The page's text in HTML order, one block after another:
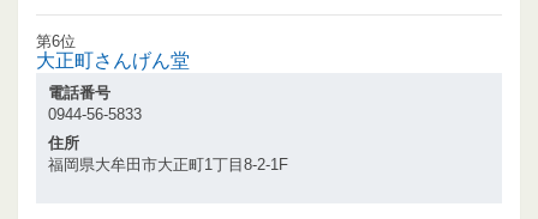
第6位
大正町さんげん堂
電話番号
0944-56-5833
住所
福岡県大牟田市大正町1丁目8-2-1F